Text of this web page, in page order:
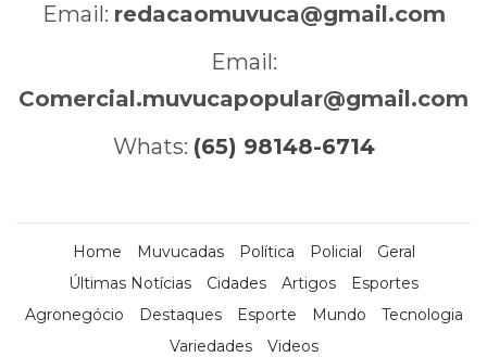
Email: redacaomuvuca@gmail.com
Email:
Comercial.muvucapopular@gmail.com
Whats: (65) 98148-6714
Home Muvucadas Política Policial
Geral
Últimas Notícias
Cidades Artigos
Esportes
Agronegócio
Destaques Esporte Mundo
Tecnologia
Variedades
Videos